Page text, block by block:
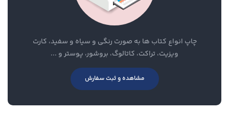
چاپ انواع کتاب ها به صورت رنگی و سیاه و سفید، کارت
ویزیت، تراکت، کاتالوگ، بروشور، پوستر و ...
مشاهده و ثبت سفارش